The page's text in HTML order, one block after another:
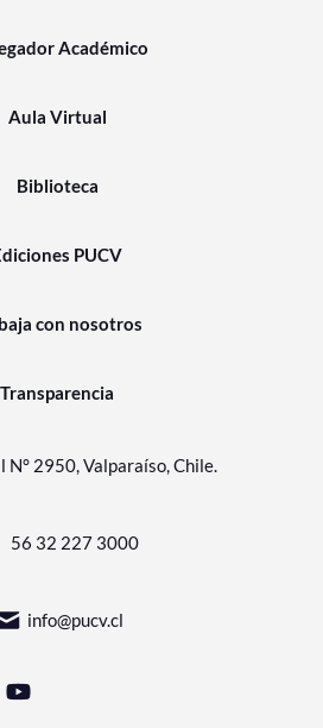
Académico
Aula Virtual
Biblioteca
PUCV
con nosotros
Transparencia
N° 2950, Valparaíso, Chile.
56 32 227 3000
info@pucv.cl